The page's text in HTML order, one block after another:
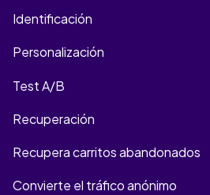
Identificación
Personalización
Test A/B
Recuperación
Recupera carritos abandonados
Convierte el tráfico anónimo